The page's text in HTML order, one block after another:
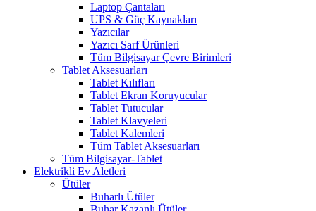
Laptop Çantaları
UPS & Güç Kaynakları
Yazıcılar
Yazıcı Sarf Ürünleri
Tüm Bilgisayar Çevre Birimleri
Tablet Aksesuarları
Tablet Kılıfları
Tablet Ekran Koruyucular
Tablet Tutucular
Tablet Klavyeleri
Tablet Kalemleri
Tüm Tablet Aksesuarları
Tüm Bilgisayar-Tablet
Elektrikli Ev Aletleri
Ütüler
Buharlı Ütüler